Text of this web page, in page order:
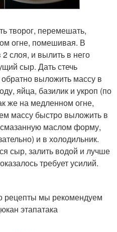
творог, перемешать,
огне, помешивая. В
слоя, и вылить в него
сыр. Дать стечь
выложить массу в
яйца, базилик и укроп (по
же на медленном огне,
массу быстро выложить в
маслом форму,
и в холодильник.
сыр, залить водой и лучше
требует усилий.
рецепты мы рекомендуем
этапатака